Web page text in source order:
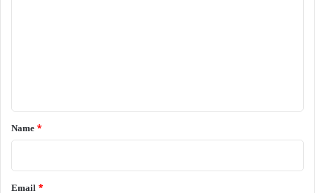
*
Name *
Email *